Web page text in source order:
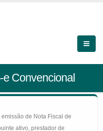
Convencional
de Nota Fiscal de
ativo, prestador de